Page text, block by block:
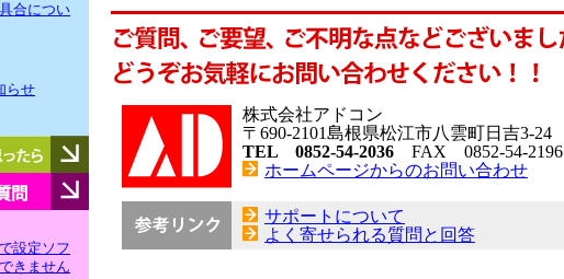
合につい
らせ
設定ソフ
きません
株式会社アドコン
〒690-2101島根県松江市八雲町日吉3-24
TEL 0852-54-2036 FAX 0852-54-2196
ホームページからのお問い合わせ
サポートについて
よく寄せられる質問と回答